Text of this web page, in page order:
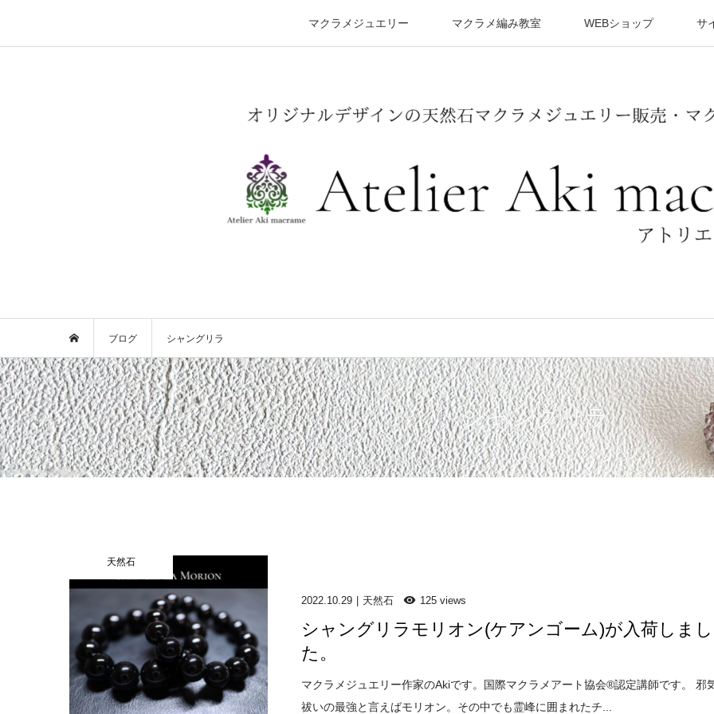
マクラメジュエリー マクラメ編み教室 WEBショップ サ
ブログ シャングリラ
シャングリラ
天然石
2022.10.29 天然石 125 views
シャングリラモリオン(ケアンゴーム)が入荷しまし
た。
マクラメジュエリー作家のAkiです。国際マクラメアート協会®️認定講師です。 邪
祓いの最強と言えばモリオン。その中でも霊峰に囲まれたチ...